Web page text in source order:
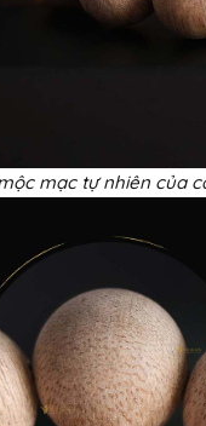
mạc tự nhiên của